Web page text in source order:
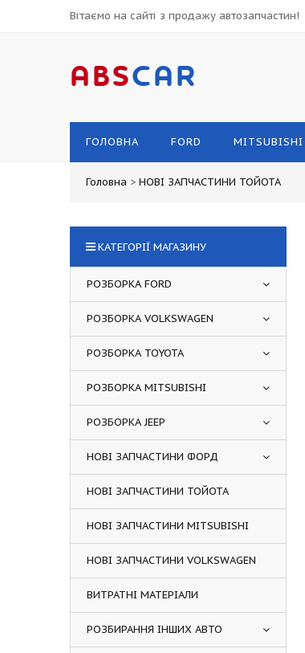
Вітаємо на сайті з продажу автозапчастин!
ABSCAR
ГОЛОВНА FORD MITSUBISHI
Головна > НОВІ ЗАПЧАСТИНИ ТОЙОТА
КАТЕГОРІЇ МАГАЗИНУ
РОЗБОРКА FORD
РОЗБОРКА VOLKSWAGEN
РОЗБОРКА TOYOTA
РОЗБОРКА MITSUBISHI
РОЗБОРКА JEEP
НОВІ ЗАПЧАСТИНИ ФОРД
НОВІ ЗАПЧАСТИНИ ТОЙОТА
НОВІ ЗАПЧАСТИНИ MITSUBISHI
НОВІ ЗАПЧАСТИНИ VOLKSWAGEN
ВИТРАТНІ МАТЕРІАЛИ
РОЗБИРАННЯ ІНШИХ АВТО